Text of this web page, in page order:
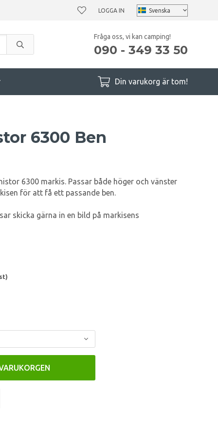
LOGGA IN
Fråga oss, vi kan camping!
090 - 349 33 50
Din varukorg är tom!
6300 Ben
6300 markis. Passar både höger och vänster
för att få ett passande ben.
skicka gärna in en bild på markisens